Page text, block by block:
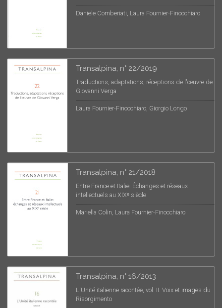
Daniele Comberiati, Laura Fournier-Finocchiaro
Transalpina, n° 22/2019
Traductions, adaptations, réceptions de l'œuvre de
Giovanni Verga
Laura Fournier-Finocchiaro, Giorgio Longo
Transalpina, n° 21/2018
Entre France et Italie. Échanges et réseaux
intellectuels au XIXᵉ siècle
Mariella Colin, Laura Fournier-Finocchiaro
Transalpina, n° 16/2013
L'Unité italienne racontée, vol. II. Voix et images du
Risorgimento